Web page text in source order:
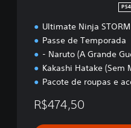
PS4
Ultimate Ninja STORM
Passe de Temporada
- Naruto (A Grande
Kakashi Hatake (Sem
Pacote de roupas e
R$474,50